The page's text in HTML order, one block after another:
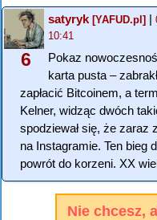
6
satyryk [YAFUD.pl] |
10:41
Pokaz
karta pusta –
zapłacić Bitcoinem, a
Kelner, widząc dwóch
spodziewał się, że zaraz
na Instagramie. Ten bieg
powrót do korzeni. XX
Nie chcesz,